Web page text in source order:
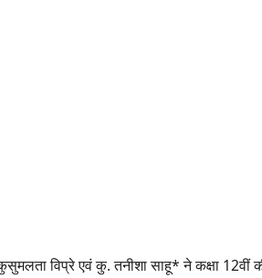
विप्रे एवं कु. तनीशा साहू* ने कक्षा 12वीं